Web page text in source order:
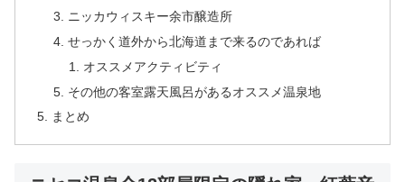
ニッカウィスキー余市醸造所
せっかく道外から北海道まで来るのであれば
オススメアクティビティ
その他の客室露天風呂があるオススメ温泉地
まとめ